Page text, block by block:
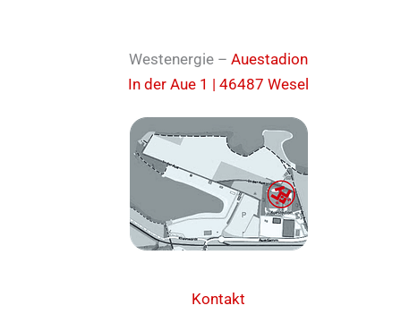
Westenergie – Auestadion
In der Aue 1 | 46487 Wesel
Kontakt